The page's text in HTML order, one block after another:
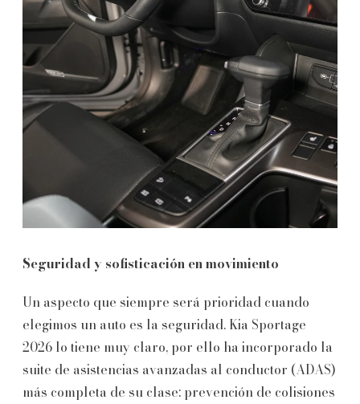
Seguridad y sofisticación en movimiento
Un aspecto que siempre será prioridad cuando
elegimos un auto es la seguridad. Kia Sportage
2026 lo tiene muy claro, por ello ha incorporado la
suite de asistencias avanzadas al conductor (ADAS)
más completa de su clase: prevención de colisiones